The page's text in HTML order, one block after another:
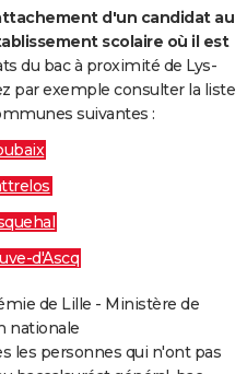
d'un candidat au
scolaire où il est
du bac à proximité de Lys-
par exemple consulter la liste
suivantes :
d'Ascq
de Lille - Ministère de
nationale
les personnes qui n'ont pas